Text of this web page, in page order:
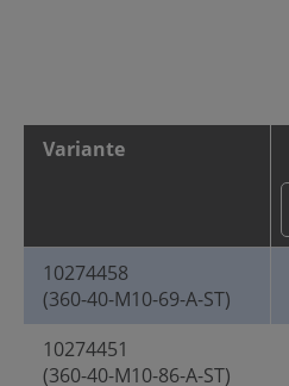
Variante
10274458
(360-40-M10-69-A-ST)
10274451
(360-40-M10-86-A-ST)